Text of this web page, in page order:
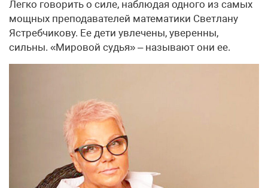
Легко говорить о силе, наблюдая одного из самых
мощных преподавателей математики Светлану
Ястребчикову. Ее дети увлечены, уверенны,
сильны. «Мировой судья» – называют они ее.